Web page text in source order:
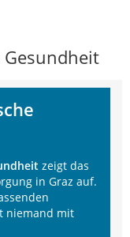
Gesundheit